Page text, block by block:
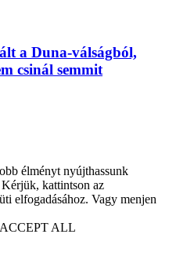
a Duna-válságból,
csinál semmit
élményt nyújthassunk
kattintson az
elfogadásához. Vagy menjen
ACCEPT ALL